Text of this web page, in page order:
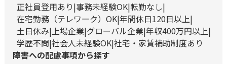
正社員登用あり 事務未経験OK 転勤なし
在宅勤務（テレワーク）OK 年間休日120日以上
土日休み 上場企業 グローバル企業 年収400万円以上
学歴不問 社会人未経験OK 社宅・家賃補助制度あり
障害への配慮事項から探す